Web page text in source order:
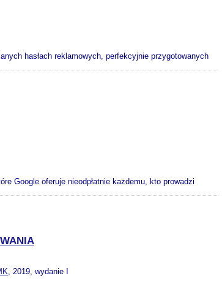
hasłach reklamowych, perfekcyjnie przygotowanych
Google oferuje nieodpłatnie każdemu, kto prowadzi
, 2019, wydanie I